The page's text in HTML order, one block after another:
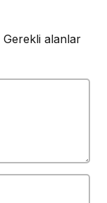
Gerekli alanlar